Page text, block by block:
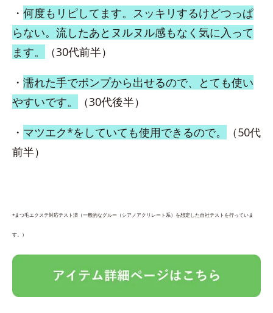
・ 何度もリピしてます。スッキリするけどつっぱ
らない。流したあとヌルヌル感もなく気に入って
ます。
（30代前半）
・ 濡れた手でポンプから出せるので、とても使い
やすいです。
（30代後半）
・ マツエク*をしていても使用できるので。
（50代
前半）
*まつ毛エクステ対応テスト済（一般的なグルー（シアノアクリレート系）を想定した自社テストを行っていま
す。）